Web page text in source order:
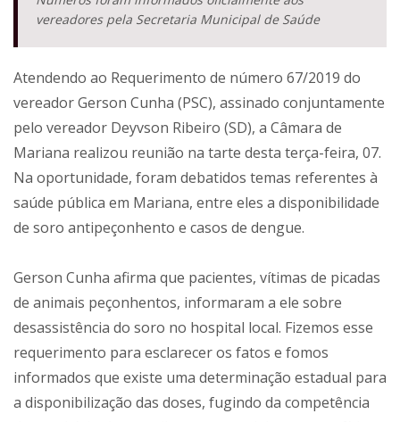
vereadores pela Secretaria Municipal de Saúde
Atendendo ao Requerimento de número 67/2019 do
vereador Gerson Cunha (PSC), assinado conjuntamente
pelo vereador Deyvson Ribeiro (SD), a Câmara de
Mariana realizou reunião na tarte desta terça-feira, 07.
Na oportunidade, foram debatidos temas referentes à
saúde pública em Mariana, entre eles a disponibilidade
de soro antipeçonhento e casos de dengue.
Gerson Cunha afirma que pacientes, vítimas de picadas
de animais peçonhentos, informaram a ele sobre
desassistência do soro no hospital local. Fizemos esse
requerimento para esclarecer os fatos e fomos
informados que existe uma determinação estadual para
a disponibilização das doses, fugindo da competência